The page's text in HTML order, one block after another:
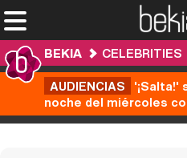
BEKIA CELEBRITIES
AUDIENCIAS '¡Salta!'
noche del miércoles